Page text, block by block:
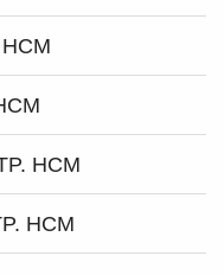
HCM
HCM